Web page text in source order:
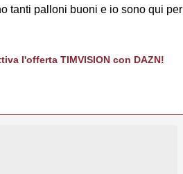
tanti palloni buoni e io sono qui per
l'offerta TIMVISION con DAZN!